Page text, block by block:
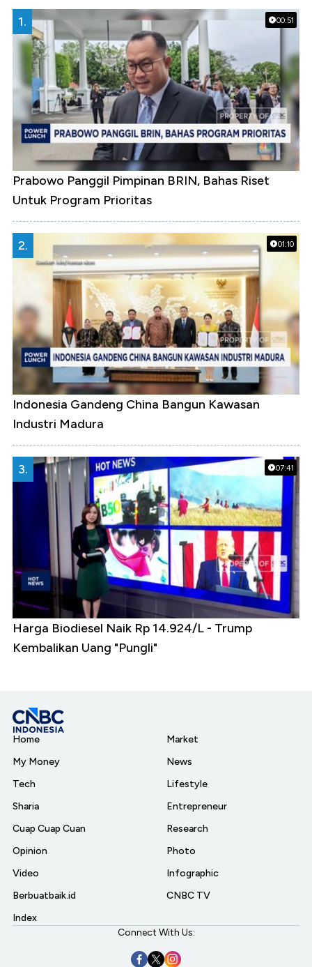
00:51
1.
Prabowo Panggil Pimpinan BRIN, Bahas Riset
Untuk Program Prioritas
01:10
2.
Indonesia Gandeng China Bangun Kawasan
Industri Madura
07:41
3.
Harga Biodiesel Naik Rp 14.924/L - Trump
Kembalikan Uang "Pungli"
Home
My Money
Tech
Sharia
Cuap Cuap Cuan
Opinion
Video
Berbuatbaik.id
Index
Market
News
Lifestyle
Entrepreneur
Research
Photo
Infographic
CNBC TV
Connect With Us: